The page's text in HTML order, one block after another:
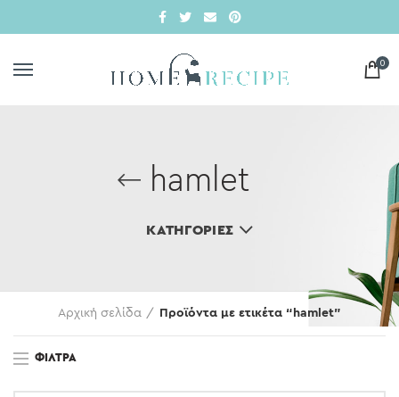
0
hamlet
ΚΑΤΗΓΟΡΊΕΣ
Αρχική σελίδα Προϊόντα με ετικέτα “hamlet”
ΦΊΛΤΡΑ